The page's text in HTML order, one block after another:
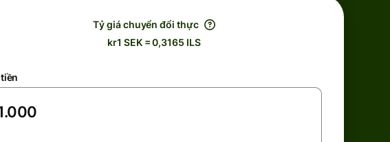
Tỷ giá chuyển đổi thực
kr1 SEK = 0,3165 ILS